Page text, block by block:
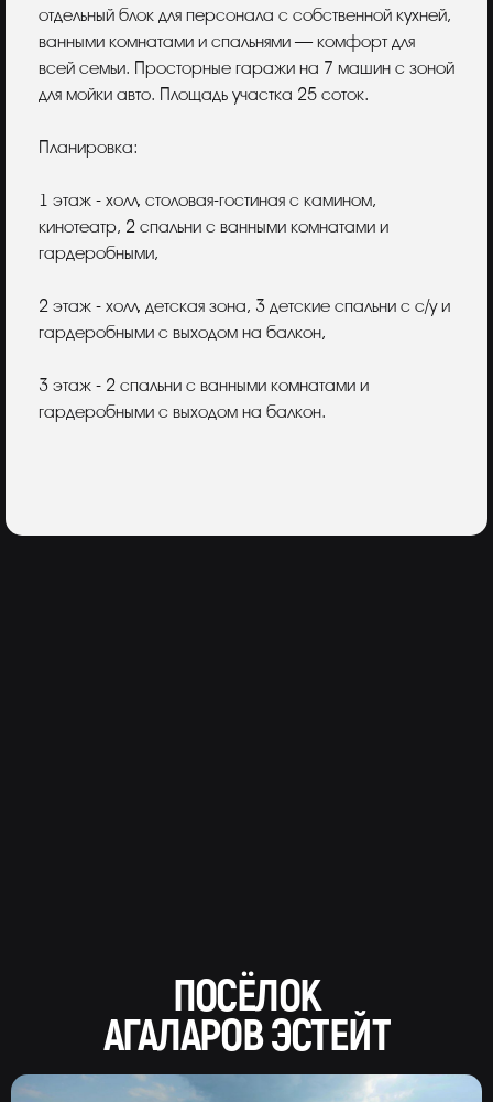
отдельный блок для персонала с собственной кухней,
ванными комнатами и спальнями — комфорт для
всей семьи. Просторные гаражи на 7 машин с зоной
для мойки авто. Площадь участка 25 соток.
Планировка:
1 этаж - холл, столовая-гостиная с камином,
кинотеатр, 2 спальни с ванными комнатами и
гардеробными,
2 этаж - холл, детская зона, 3 детские спальни с с/у и
гардеробными с выходом на балкон,
3 этаж - 2 спальни с ванными комнатами и
гардеробными с выходом на балкон.
ПОСЁЛОК
АГАЛАРОВ ЭСТЕЙТ